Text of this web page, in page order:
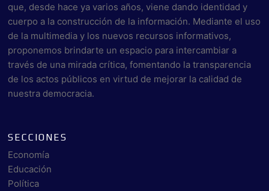
que, desde hace ya varios años, viene dando identidad y
cuerpo a la construcción de la información. Mediante el uso
de la multimedia y los nuevos recursos informativos,
proponemos brindarte un espacio para intercambiar a
través de una mirada crítica, fomentando la transparencia
de los actos públicos en virtud de mejorar la calidad de
nuestra democracia.
SECCIONES
Economía
Educación
Política